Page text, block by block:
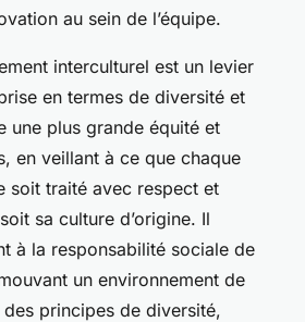
au sein de l’équipe.
interculturel est un levier
en termes de diversité et
une plus grande équité et
en veillant à ce que chaque
soit traité avec respect et
sa culture d’origine. Il
à la responsabilité sociale de
un environnement de
principes de diversité,